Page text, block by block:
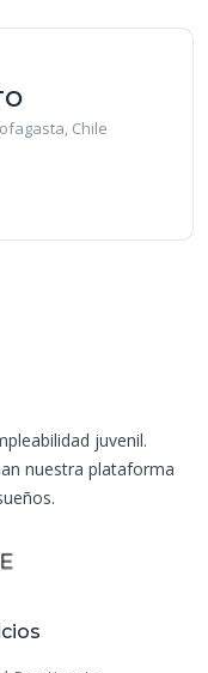
Chile
juvenil.
nuestra plataforma